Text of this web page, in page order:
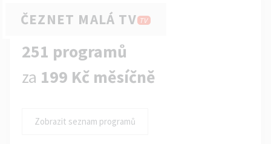
ČEZNET MALÁ TV TV
251 programů
za 199 Kč měsíčně
Zobrazit seznam programů